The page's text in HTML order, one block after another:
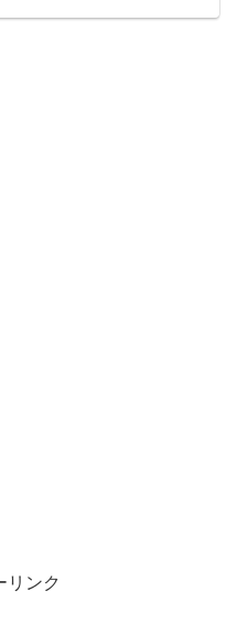
リンク